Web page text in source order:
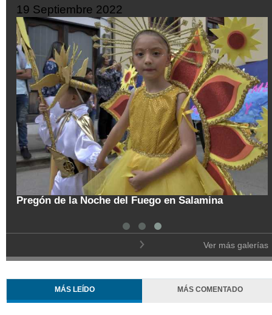
10 Octubre 2022
Trasladan a búho orejudo al Ecoparque Los
Alcázares
Ver más galerías
MÁS LEÍDO MÁS COMENTADO